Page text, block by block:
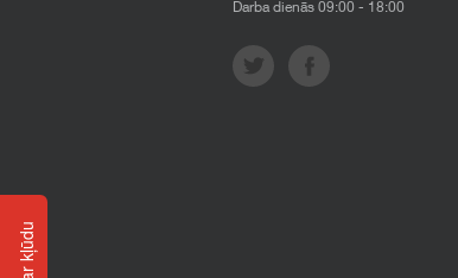
Darba dienās 09:00 - 18:00